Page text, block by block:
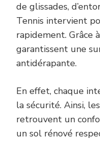
de glissades,
Tennis intervient
rapidement. Grâce
garantissent une
antidérapante.
En effet, chaque
la sécurité. Ainsi,
retrouvent un
un sol rénové